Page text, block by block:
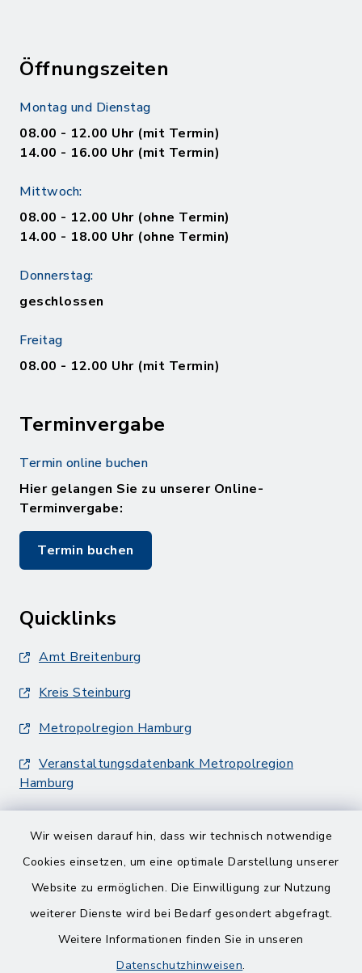
Wir weisen darauf hin, dass wir technisch notwendige
Cookies einsetzen, um eine optimale Darstellung unserer
Website zu ermöglichen. Die Einwilligung zur Nutzung
weiterer Dienste wird bei Bedarf gesondert abgefragt.
Weitere Informationen finden Sie in unseren
Datenschutzhinweisen.
Öffnungszeiten
Montag und Dienstag
08.00 - 12.00 Uhr (mit Termin)
14.00 - 16.00 Uhr (mit Termin)
Mittwoch:
08.00 - 12.00 Uhr (ohne Termin)
14.00 - 18.00 Uhr (ohne Termin)
Donnerstag:
geschlossen
Freitag
08.00 - 12.00 Uhr (mit Termin)
Terminvergabe
Termin online buchen
Hier gelangen Sie zu unserer Online-
Terminvergabe:
Termin buchen
Quicklinks
Amt Breitenburg
Kreis Steinburg
Metropolregion Hamburg
Veranstaltungsdatenbank Metropolregion
Hamburg
Barrierefreiheit